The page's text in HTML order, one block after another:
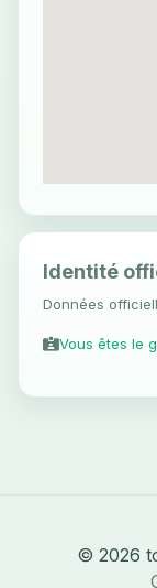
Identité
Données
Vous êtes le
© 2026